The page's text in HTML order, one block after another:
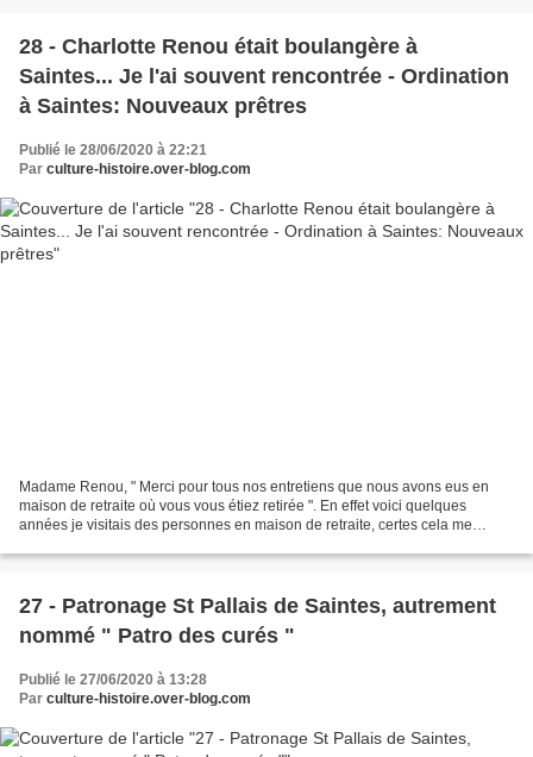
28 - Charlotte Renou était boulangère à
Saintes... Je l'ai souvent rencontrée - Ordination
à Saintes: Nouveaux prêtres
Publié le 28/06/2020 à 22:21
Par culture-histoire.over-blog.com
Madame Renou, " Merci pour tous nos entretiens que nous avons eus en
maison de retraite où vous vous étiez retirée ". En effet voici quelques
années je visitais des personnes en maison de retraite, certes cela me
27 - Patronage St Pallais de Saintes, autrement
nommé " Patro des curés "
Publié le 27/06/2020 à 13:28
Par culture-histoire.over-blog.com